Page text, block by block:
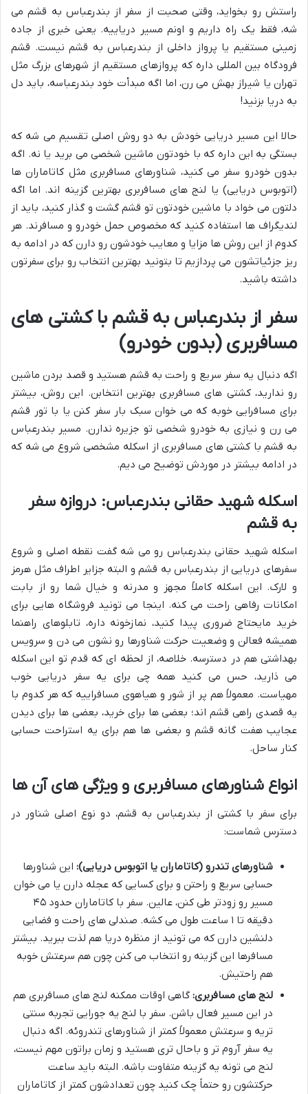
راستش رو بخواید، وقتی صحبت از سفر از بندرعباس به قشم می
شه، فقط یک راه داریم و اونم مسیر دریاییه. یعنی خبری از جاده
زمینی مستقیم یا پرواز داخلی از بندرعباس به قشم نیست. قشم
فرودگاه بین المللی داره که پروازهای مستقیم از شهرهای بزرگ مثل
تهران یا شیراز بهش می رن، اما اگه مبدأت خود بندرعباسه، باید دل
به دریا بزنید!
حالا این مسیر دریایی خودش به دو روش اصلی تقسیم می شه که
بستگی به این داره که با خودتون ماشین شخصی می برید یا نه. اگه
بدون خودرو سفر می کنید، شناورهای مسافربری مثل کاتاماران ها
(اتوبوس دریایی) یا لنج های مسافربری بهترین گزینه اند. اما اگه
دلتون می خواد با ماشین خودتون تو قشم گشت و گذار کنید، باید از
لندیگراف ها استفاده کنید که مخصوص حمل خودرو و مسافرند. هر
کدوم از این روش ها مزایا و معایب خودشون رو دارن که در ادامه به
ریز جزئیاتشون می پردازیم تا بتونید بهترین انتخاب رو برای سفرتون
داشته باشید.
سفر از بندرعباس به قشم با کشتی های
مسافربری (بدون خودرو)
اگه دنبال یه سفر سریع و راحت به قشم هستید و قصد بردن ماشین
رو ندارید، کشتی های مسافربری بهترین انتخابن. این روش، بیشتر
برای مسافرایی خوبه که می خوان سبک بار سفر کنن یا با تور قشم
می رن و نیازی به خودرو شخصی تو جزیره ندارن. مسیر بندرعباس
به قشم با کشتی های مسافربری از اسکله مشخصی شروع می شه که
در ادامه بیشتر در موردش توضیح می دیم.
اسکله شهید حقانی بندرعباس: دروازه سفر
به قشم
اسکله شهید حقانی بندرعباس رو می شه گفت نقطه اصلی و شروع
سفرهای دریایی از بندرعباس به قشم و البته جزایر اطراف مثل هرمز
و لارک. این اسکله کاملاً مجهز و مدرنه و خیال شما رو از بابت
امکانات رفاهی راحت می کنه. اینجا می تونید فروشگاه هایی برای
خرید مایحتاج ضروری پیدا کنید، نمازخونه داره، تابلوهای راهنما
همیشه فعالن و وضعیت حرکت شناورها رو نشون می دن و سرویس
بهداشتی هم در دسترسه. خلاصه، از لحظه ای که قدم تو این اسکله
می ذارید، حس می کنید همه چی برای یه سفر دریایی خوب
مهیاست. معمولاً هم پر از شور و هیاهوی مسافراییه که هر کدوم با
یه قصدی راهی قشم اند؛ بعضی ها برای خرید، بعضی ها برای دیدن
عجایب هفت گانه قشم و بعضی ها هم برای یه استراحت حسابی
کنار ساحل.
انواع شناورهای مسافربری و ویژگی های آن ها
برای سفر با کشتی از بندرعباس به قشم، دو نوع اصلی شناور در
دسترس شماست:
شناورهای تندرو (کاتاماران یا اتوبوس دریایی): این شناورها
حسابی سریع و راحتن و برای کسایی که عجله دارن یا می خوان
مسیر رو زودتر طی کنن، عالین. سفر با کاتاماران حدود ۴۵
دقیقه تا ۱ ساعت طول می کشه. صندلی های راحت و فضایی
دلنشین دارن که می تونید از منظره دریا هم لذت ببرید. بیشتر
مسافرها این گزینه رو انتخاب می کنن چون هم سرعتش خوبه
هم راحتیش.
لنج های مسافربری: گاهی اوقات ممکنه لنج های مسافربری هم
در این مسیر فعال باشن. سفر با لنج یه جورایی تجربه سنتی
تریه و سرعتش معمولاً کمتر از شناورهای تندروئه. اگه دنبال
یه سفر آروم تر و باحال تری هستید و زمان براتون مهم نیست،
لنج می تونه یه گزینه متفاوت باشه. البته باید ساعت
حرکتشون رو حتماً چک کنید چون تعدادشون کمتر از کاتاماران